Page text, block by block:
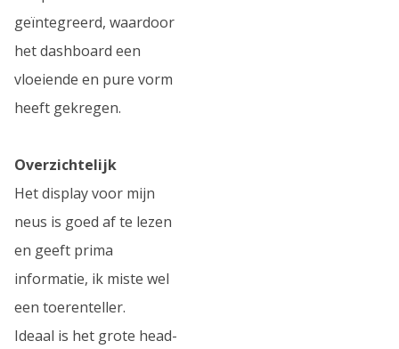
geïntegreerd, waardoor
het dashboard een
vloeiende en pure vorm
heeft gekregen.
Overzichtelijk
Het display voor mijn
neus is goed af te lezen
en geeft prima
informatie, ik miste wel
een toerenteller.
Ideaal is het grote head-